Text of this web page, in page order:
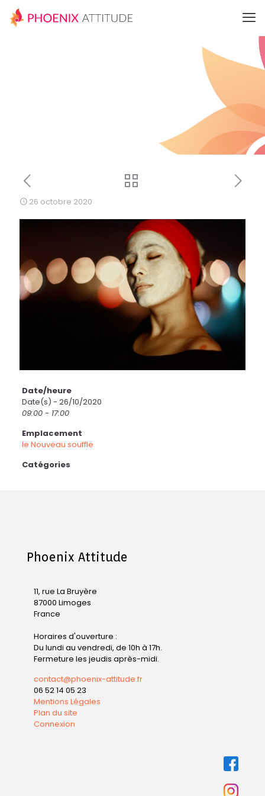
26 octobre 2020
Date/heure
Date(s) - 26/10/2020
09:00 - 17:00
Emplacement
le Nouveau souffle
Catégories
Phoenix Attitude
11, rue La Bruyère
87000 Limoges
France
Horaires d'ouverture :
Du lundi au vendredi, de 10h à 17h.
Fermeture les jeudis après-midi.
contact@phoenix-attitude.fr
06 52 14 05 23
Mentions Légales
Plan du site
Connexion